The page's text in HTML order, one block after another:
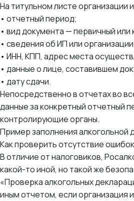
На титульном листе организации
• отчетный период;
• вид документа — первичный
• сведения об ИП или
• ИНН, КПП, адрес места
• данные о лице, составившем
• дату сдачи.
Непосредственно в отчетах во
данные за конкретный отчетный
контролирующие органы.
Пример заполнения алкогольной
Как проверить отсутствие ошибок
В отличие от налоговиков,
какой-то иной, но такой же
«Проверка алкогольных
иным отчетом, если организация